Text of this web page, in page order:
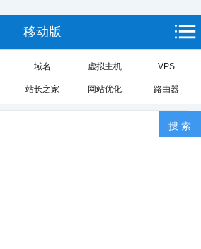
移动版
域名 虚拟主机 VPS
站长之家 网站优化 路由器